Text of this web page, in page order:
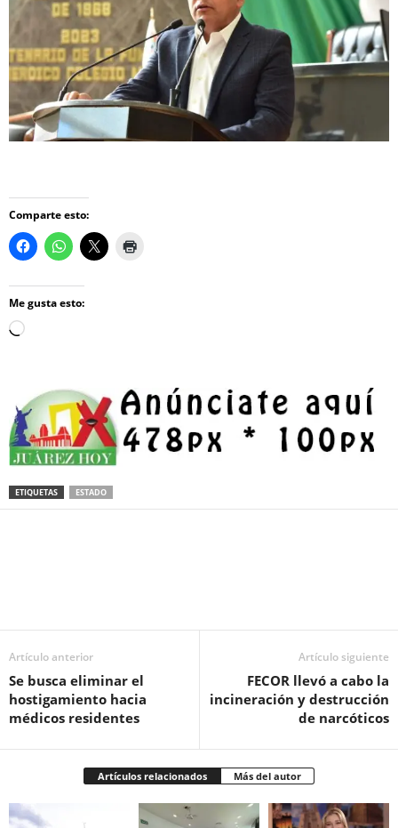
Comparte esto:
Me gusta esto:
Loading…
ETIQUETAS ESTADO
Artículo anterior
Se busca eliminar el
hostigamiento hacia
médicos residentes
Artículo siguiente
FECOR llevó a cabo la
incineración y destrucción
de narcóticos
Artículos relacionados Más del autor